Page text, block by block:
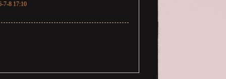
7-8 17:10